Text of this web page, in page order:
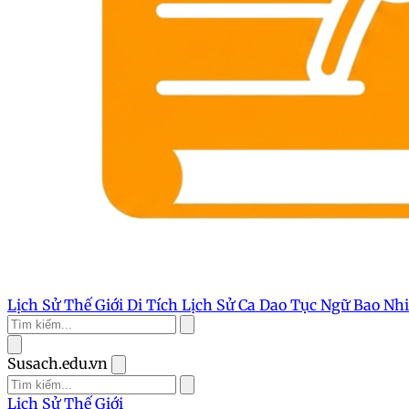
Lịch Sử Thế Giới Di Tích Lịch SửCa Dao Tục NgữBao
Susach.edu.vn
Lịch Sử Thế Giới